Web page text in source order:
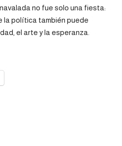
no fue solo una fiesta:
la política también puede
el arte y la esperanza.